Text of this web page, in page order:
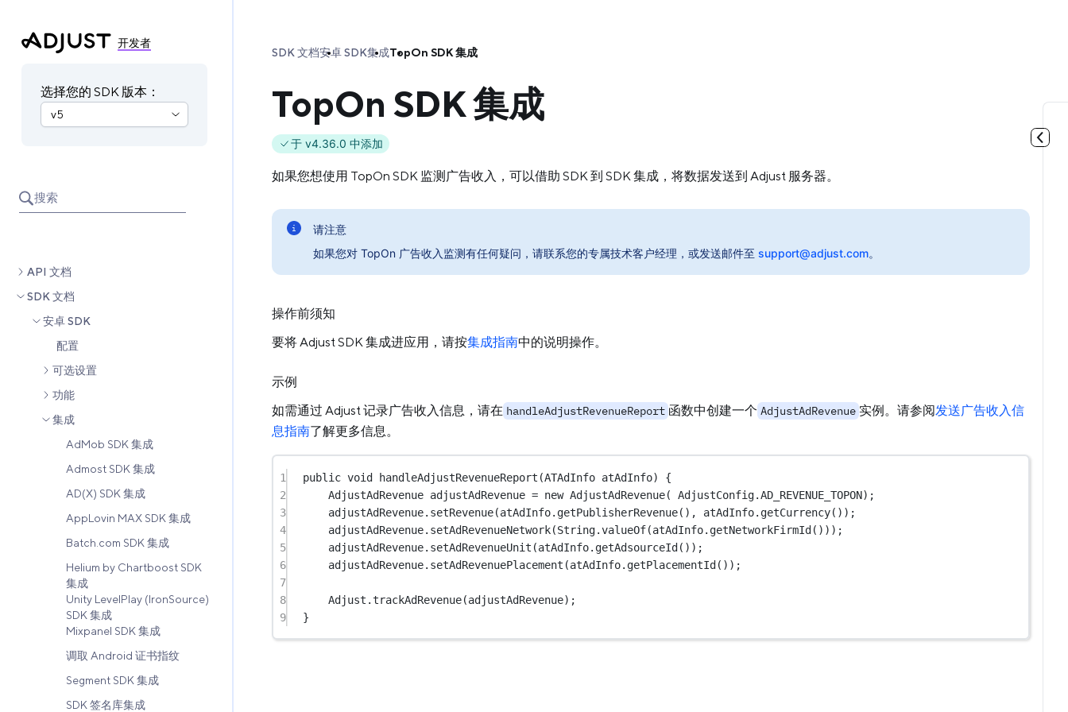
开发者
选择您的 SDK 版本：
搜索
API 文档
SDK 文档
安卓 SDK
配置
可选设置
功能
集成
AdMob SDK 集成
Admost SDK 集成
AD(X) SDK 集成
AppLovin MAX SDK 集成
Batch.com SDK 集成
Helium by Chartboost SDK
集成
Unity LevelPlay (IronSource)
SDK 集成
Mixpanel SDK 集成
调取 Android 证书指纹
Segment SDK 集成
SDK 签名库集成
SDK 文档安卓 SDK集成TopOn SDK 集成
TopOn SDK 集成
于 v4.36.0 中添加
如果您想使用 TopOn SDK 监测广告收入，可以借助 SDK 到 SDK 集成，将数据发送到 Adjust 服务器。
请注意
如果您对 TopOn 广告收入监测有任何疑问，请联系您的专属技术客户经理，或发送邮件至 support@adjust.com。
操作前须知
要将 Adjust SDK 集成进应用，请按集成指南中的说明操作。
示例
如需通过 Adjust 记录广告收入信息，请在 handleAdjustRevenueReport 函数中创建一个 AdjustAdRevenue 实例。请参阅发送广告收入信
息指南了解更多信息。
1 public void handleAdjustRevenueReport (ATAdInfo atAdInfo) {
2
AdjustAdRevenue adjustAdRevenue = new AdjustAdRevenue( AdjustConfig.AD_REVENUE_TOPON);
3
adjustAdRevenue. setRevenue(atAdInfo. getPublisherRevenue(), atAdInfo. getCurrency());
4
adjustAdRevenue. setAdRevenueNetwork(String.valueOf(atAdInfo. getNetworkFirmId()));
5
adjustAdRevenue. setAdRevenueUnit (atAdInfo. getAdsourceId());
6
adjustAdRevenue. setAdRevenuePlacement (atAdInfo. getPlacementId());
7
8
Adjust.trackAdRevenue(adjustAdRevenue);
9
}